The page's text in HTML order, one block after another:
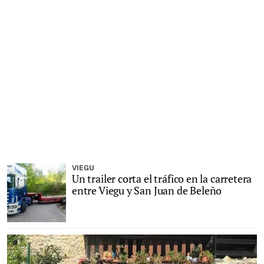
VIEGU
Un trailer corta el tráfico en la carretera
entre Viegu y San Juan de Beleño